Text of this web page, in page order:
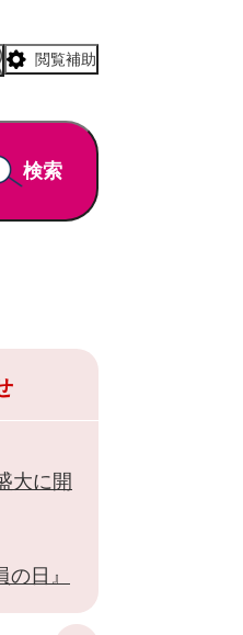
閲覧補助
検索
大に開
日』